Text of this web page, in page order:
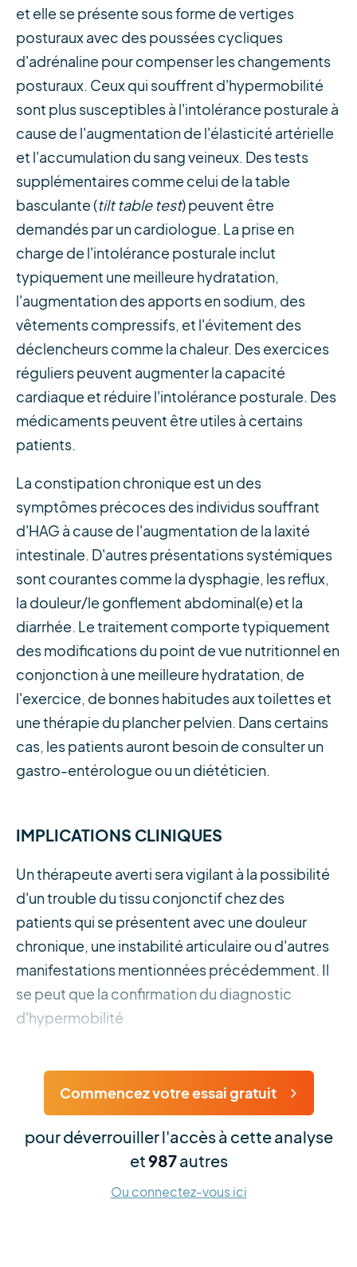
et elle se présente sous forme de vertiges
posturaux avec des poussées cycliques
d'adrénaline pour compenser les changements
posturaux. Ceux qui souffrent d'hypermobilité
sont plus susceptibles à l'intolérance posturale à
cause de l'augmentation de l'élasticité artérielle
et l'accumulation du sang veineux. Des tests
supplémentaires comme celui de la table
basculante (tilt table test) peuvent être
demandés par un cardiologue. La prise en
charge de l'intolérance posturale inclut
typiquement une meilleure hydratation,
l'augmentation des apports en sodium, des
vêtements compressifs, et l'évitement des
déclencheurs comme la chaleur. Des exercices
réguliers peuvent augmenter la capacité
cardiaque et réduire l'intolérance posturale. Des
médicaments peuvent être utiles à certains
patients.
La constipation chronique est un des
symptômes précoces des individus souffrant
d'HAG à cause de l'augmentation de la laxité
intestinale. D'autres présentations systémiques
sont courantes comme la dysphagie, les reflux,
la douleur/le gonflement abdominal(e) et la
diarrhée. Le traitement comporte typiquement
des modifications du point de vue nutritionnel en
conjonction à une meilleure hydratation, de
l'exercice, de bonnes habitudes aux toilettes et
une thérapie du plancher pelvien. Dans certains
cas, les patients auront besoin de consulter un
gastro-entérologue ou un diététicien.
IMPLICATIONS CLINIQUES
Un thérapeute averti sera vigilant à la possibilité
d'un trouble du tissu conjonctif chez des
patients qui se présentent avec une douleur
chronique, une instabilité articulaire ou d'autres
manifestations mentionnées précédemment. Il
se peut que la confirmation du diagnostic
d'hypermobilité
Commencez votre essai gratuit
pour déverrouiller l'accès à cette analyse
et987autres
Ou connectez-vous ici